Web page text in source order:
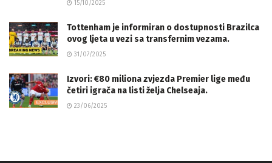
15/10/2025
Tottenham je informiran o dostupnosti Brazilca
ovog ljeta u vezi sa transfernim vezama.
31/07/2025
Izvori: €80 miliona zvjezda Premier lige među
četiri igrača na listi želja Chelseaja.
23/06/2025